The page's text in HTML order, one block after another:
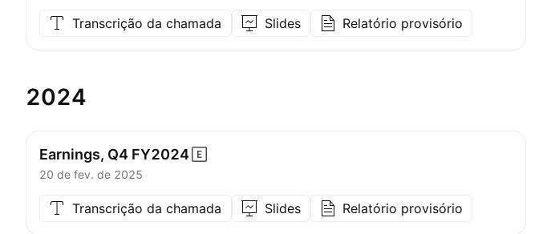
Transcrição da chamada Slides Relatório provisório
2024
Earnings, Q4 FY2024
20 de fev. de 2025
Transcrição da chamada Slides Relatório provisório